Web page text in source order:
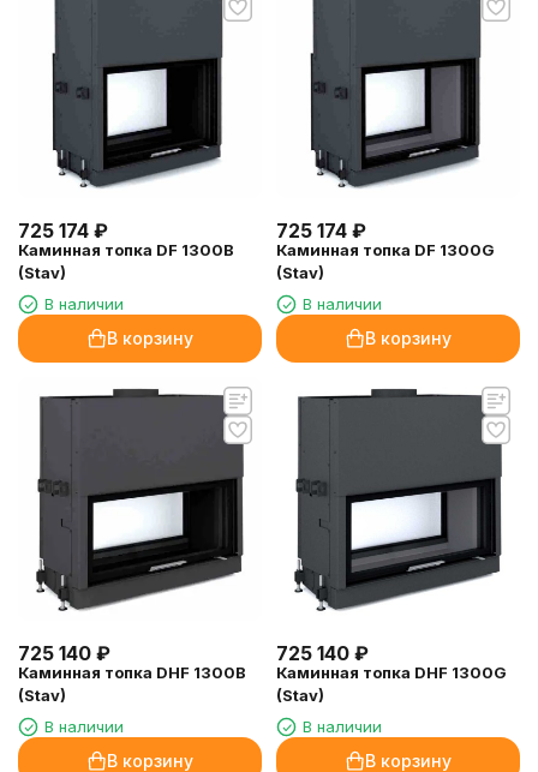
725 174 ₽
Каминная топка DF 1300B
(Stav)
В наличии
В корзину
725 174 ₽
Каминная топка DF 1300G
(Stav)
В наличии
В корзину
725 140 ₽
Каминная топка DHF 1300B
(Stav)
В наличии
В корзину
725 140 ₽
Каминная топка DHF 1300G
(Stav)
В наличии
В корзину